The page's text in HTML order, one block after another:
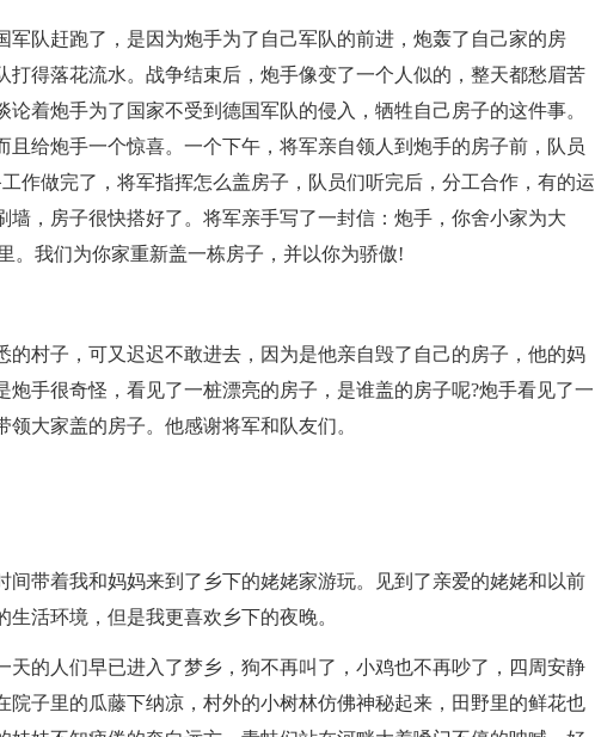
军队赶跑了，是因为炮手为了自己军队的前进，炮轰了自己家的房
打得落花流水。战争结束后，炮手像变了一个人似的，整天都愁眉苦
论着炮手为了国家不受到德国军队的侵入，牺牲自己房子的这件事。
且给炮手一个惊喜。一个下午，将军亲自领人到炮手的房子前，队员
作做完了，将军指挥怎么盖房子，队员们听完后，分工合作，有的运
墙，房子很快搭好了。将军亲手写了一封信：炮手，你舍小家为大
。我们为你家重新盖一栋房子，并以你为骄傲!
的村子，可又迟迟不敢进去，因为是他亲自毁了自己的房子，他的妈
炮手很奇怪，看见了一桩漂亮的房子，是谁盖的房子呢?炮手看见了一
大家盖的房子。他感谢将军和队友们。
间带着我和妈妈来到了乡下的姥姥家游玩。见到了亲爱的姥姥和以前
活环境，但是我更喜欢乡下的夜晚。
天的人们早已进入了梦乡，狗不再叫了，小鸡也不再吵了，四周安静
院子里的瓜藤下纳凉，村外的小树林仿佛神秘起来，田野里的鲜花也